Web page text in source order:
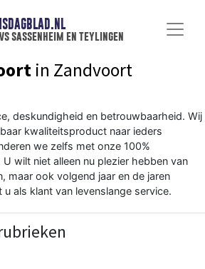
sassenheim en teylingen
in Zandvoort
deskundigheid en betrouwbaarheid. Wij
kwaliteitsproduct naar ieders
we zelfs met onze 100%
wilt niet alleen nu plezier hebben van
maar ook volgend jaar en de jaren
u als klant van levenslange service.